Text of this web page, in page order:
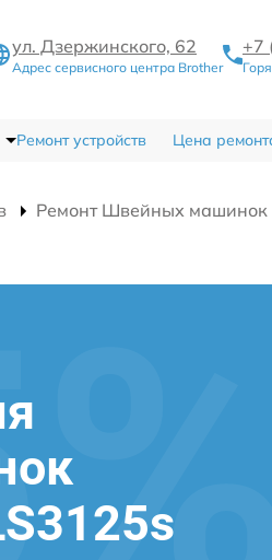
ул. Дзержинского, 62
Адрес сервисного центра Brother
+7
Ремонт устройств Цена
Ремонт Швейных машинок